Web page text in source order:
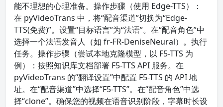
能不理想的心理准备。操作步骤（使用 Edge-TTS）：
在 pyVideoTrans 中，将“配音渠道”切换为“Edge-
TTS(免费)”。设置“目标语言”为“法语”。在“配音角色”中
选择一个法语发音人（如 fr-FR-DeniseNeural）。执行
任务。操作步骤（尝试本地克隆模型，以 F5-TTS 为
例）：按照知识库文档部署 F5-TTS API 服务。在
pyVideoTrans 的“翻译设置”中配置 F5-TTS 的 API 地
址。在“配音渠道”中选择“F5-TTS”。在“配音角色”中选
择“clone”。确保您的视频在语音识别阶段，字幕时长设